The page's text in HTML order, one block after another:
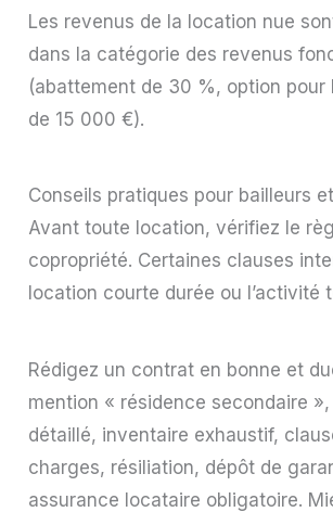
Les revenus de la location nue
dans la catégorie des revenus
(abattement de 30 %, option pour
de 15 000 €).
Conseils pratiques pour bailleurs
Avant toute location, vérifiez le
copropriété. Certaines clauses
location courte durée ou l’activité
Rédigez un contrat en bonne et
mention « résidence secondaire
détaillé, inventaire exhaustif,
charges, résiliation, dépôt de
assurance locataire obligatoire.